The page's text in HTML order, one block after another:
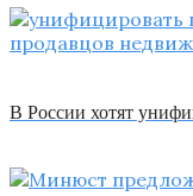
В России хотят